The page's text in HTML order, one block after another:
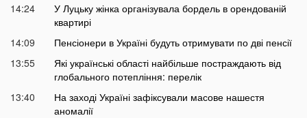
14:24
У Луцьку жінка організувала бордель в орендованій
квартирі
14:09
Пенсіонери в Україні будуть отримувати по дві пенсії
13:55
Які українські області найбільше постраждають від
глобального потепління: перелік
13:40
На заході Україні зафіксували масове нашестя
аномалії